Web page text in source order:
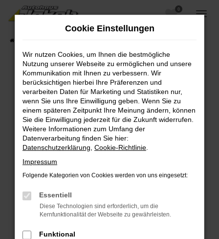
Zum
Hauptinhalt
0
Fehler: Network Error
Beim Laden ist ein Fehler aufgetreten.
Hier sind ein paar Tipps, die dir helfen können:
Überprüfe deine Firewall und deine
Internetverbindung.
Laden andere Webseiten, zum Beispiel deine
Suchmaschine?
Prüfe deine Browsererweiterungen.
Manche Erweiterungen, wie Werbeblocker,
können das Laden bestimmter Seiten
verhindern. Funktioniert die Seite in einem
Fenster?
Cookie Einstellungen
Wir nutzen Cookies, um Ihnen die bestmögliche
Nutzung unserer Webseite zu ermöglichen und unsere
Kommunikation mit Ihnen zu verbessern. Wir
berücksichtigen hierbei Ihre Präferenzen und
verarbeiten Daten für Marketing und Statistiken nur,
wenn Sie uns Ihre Einwilligung geben. Wenn Sie zu
einem späteren Zeitpunkt Ihre Meinung ändern, können
Sie die Einwilligung jederzeit für die Zukunft widerrufen.
Weitere Informationen zum Umfang der
Datenverarbeitung finden Sie hier:
Datenschutzerklärung Cookie-Richtlinie
Impressum
Folgende Kategorien von Cookies werden von uns eingesetzt:
Essentiell
Diese Technologien sind erforderlich, um die
Kernfunktionalität der Webseite zu gewährleisten.
Funktional